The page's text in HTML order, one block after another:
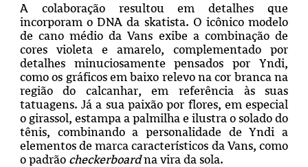
A colaboração resultou em detalhes que
incorporam o DNA da skatista. O icônico modelo
de cano médio da Vans exibe a combinação de
cores violeta e amarelo, complementado por
detalhes minuciosamente pensados por Yndi,
como os gráficos em baixo relevo na cor branca na
região do calcanhar, em referência às suas
tatuagens. Já a sua paixão por flores, em especial
o girassol, estampa a palmilha e ilustra o solado do
tênis, combinando a personalidade de Yndi a
elementos de marca característicos da Vans, como
o padrão checkerboardna vira da sola.